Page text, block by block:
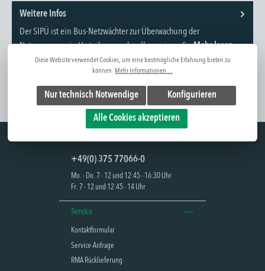
Weitere Infos
Der SIPÜ ist ein Bus-Netzwächter zur Überwachung der
Netzspannung in Verteilungen der allgemeinen S...Mehr lesen
+49(0) 375 77066-0
Mo. - Do. 7 - 12 und 12:45 - 16:30 Uhr
Fr. 7 - 12 und 12:45 - 14 Uhr
Service
Kontaktformular
Service-Anfrage
RMA Rücklieferung
Diese Website verwendet Cookies, um eine bestmögliche Erfahrung bieten zu
können. Mehr Informationen ...
Nur technisch Notwendige Konfigurieren
Alle Cookies akzeptieren